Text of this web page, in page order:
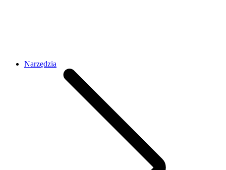
Narzędzia